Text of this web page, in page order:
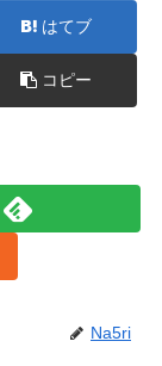
はてブ
コピー
Na5ri